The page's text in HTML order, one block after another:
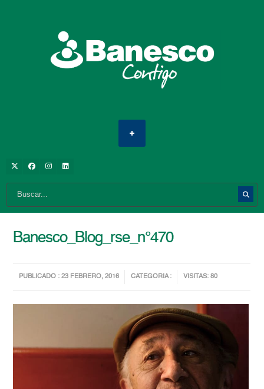
Banesco_Blog_rse_n°470
PUBLICADO : 23 FEBRERO, 2016 CATEGORIA : VISITAS: 80